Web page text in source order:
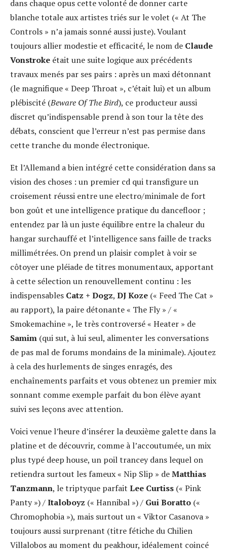
dans chaque opus cette volonté de donner carte
blanche totale aux artistes triés sur le volet (« At The
Controls » n’a jamais sonné aussi juste). Voulant
toujours allier modestie et efficacité, le nom de Claude
Vonstroke était une suite logique aux précédents
travaux menés par ses pairs : après un maxi détonnant
(le magnifique « Deep Throat », c’était lui) et un album
plébiscité (Beware Of The Bird), ce producteur aussi
discret qu’indispensable prend à son tour la tête des
débats, conscient que l’erreur n’est pas permise dans
cette tranche du monde électronique.
Et l’Allemand a bien intégré cette considération dans sa
vision des choses : un premier cd qui transfigure un
croisement réussi entre une electro/minimale de fort
bon goût et une intelligence pratique du dancefloor ;
entendez par là un juste équilibre entre la chaleur du
hangar surchauffé et l’intelligence sans faille de tracks
millimétrées. On prend un plaisir complet à voir se
côtoyer une pléiade de titres monumentaux, apportant
à cette sélection un renouvellement continu : les
indispensables Catz + Dogz, DJ Koze (« Feed The Cat »
au rapport), la paire détonante « The Fly » / «
Smokemachine », le très controversé « Heater » de
Samim (qui sut, à lui seul, alimenter les conversations
de pas mal de forums mondains de la minimale). Ajoutez
à cela des hurlements de singes enragés, des
enchaînements parfaits et vous obtenez un premier mix
sonnant comme exemple parfait du bon élève ayant
suivi ses leçons avec attention.
Voici venue l’heure d’insérer la deuxième galette dans la
platine et de découvrir, comme à l’accoutumée, un mix
plus typé deep house, un poil trancey dans lequel on
retiendra surtout les fameux « Nip Slip » deMatthias
Tanzmann, le triptyque parfait Lee Curtiss (« Pink
Panty ») /Italoboyz (« Hannibal ») / Gui Boratto («
Chromophobia »), mais surtout un « Viktor Casanova »
toujours aussi surprenant (titre fétiche du Chilien
Villalobos au moment du peakhour, idéalement coincé